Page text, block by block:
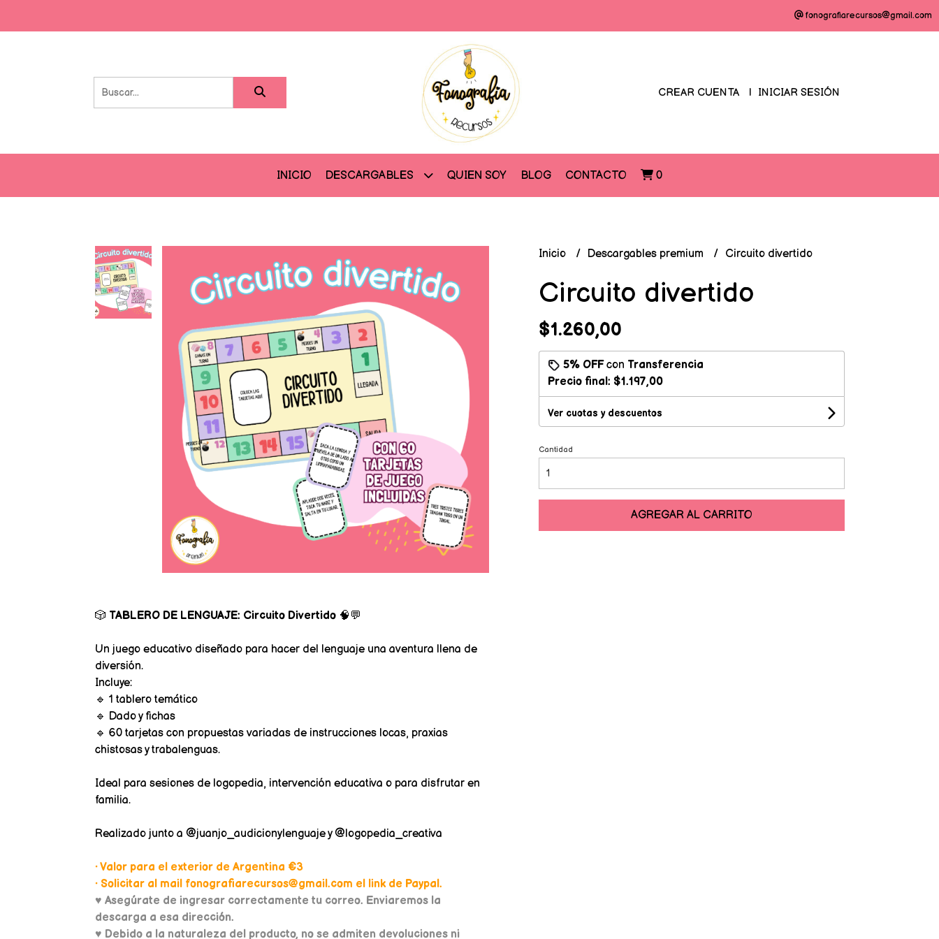
fonografiarecursos@gmail.com
CREAR CUENTA INICIAR SESIÓN
INICIO DESCARGABLES QUIEN SOY BLOG CONTACTO 0
🎲 TABLERO DE LENGUAJE: Circuito Divertido🧠💬
Un juego educativo diseñado para hacer del lenguaje una aventura llena de
diversión.
Incluye:
🔹 1 tablero temático
🔹 Dado y fichas
🔹 60 tarjetas con propuestas variadas de instrucciones locas, praxias
chistosas y trabalenguas.
Ideal para sesiones de logopedia, intervención educativa o para disfrutar en
familia.
Realizado junto a @juanjo_audicionylenguaje y @logopedia_creativa
• Valor para el exterior de Argentina €3
• Solicitar al mail fonografiarecursos@gmail.com el link de Paypal.
♥ Asegúrate de ingresar correctamente tu correo. Enviaremos la
descarga a esa dirección.
♥ Debido a la naturaleza del producto, no se admiten devoluciones ni
Inicio Descargables premium Circuito divertido
Circuito divertido
$1.260,00
5% OFFcon Transferencia
Precio final: $1.197,00
Ver cuotas y descuentos
Cantidad
AGREGAR AL CARRITO